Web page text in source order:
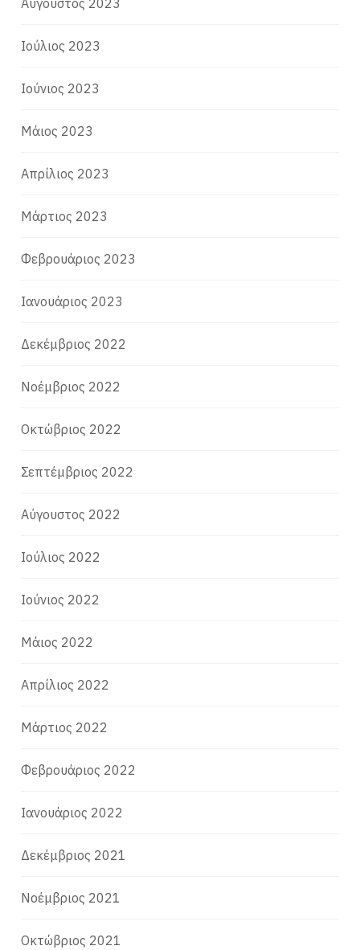
Αύγουστος 2023
Ιούλιος 2023
Ιούνιος 2023
Μάιος 2023
Απρίλιος 2023
Μάρτιος 2023
Φεβρουάριος 2023
Ιανουάριος 2023
Δεκέμβριος 2022
Νοέμβριος 2022
Οκτώβριος 2022
Σεπτέμβριος 2022
Αύγουστος 2022
Ιούλιος 2022
Ιούνιος 2022
Μάιος 2022
Απρίλιος 2022
Μάρτιος 2022
Φεβρουάριος 2022
Ιανουάριος 2022
Δεκέμβριος 2021
Νοέμβριος 2021
Οκτώβριος 2021